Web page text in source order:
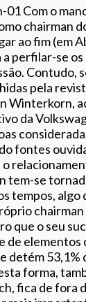
este artigo
Com o
chairman
ao fim (em
a perfilar-se os
Contudo,
pela
Winterkorn,
da
fontes
o
tem-se
tempos, algo
chairman
que o seu
de elementos
detém 53,1%
forma,
fica de fora